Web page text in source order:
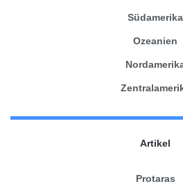
Südamerika
Ozeanien
Artikel
Protaras